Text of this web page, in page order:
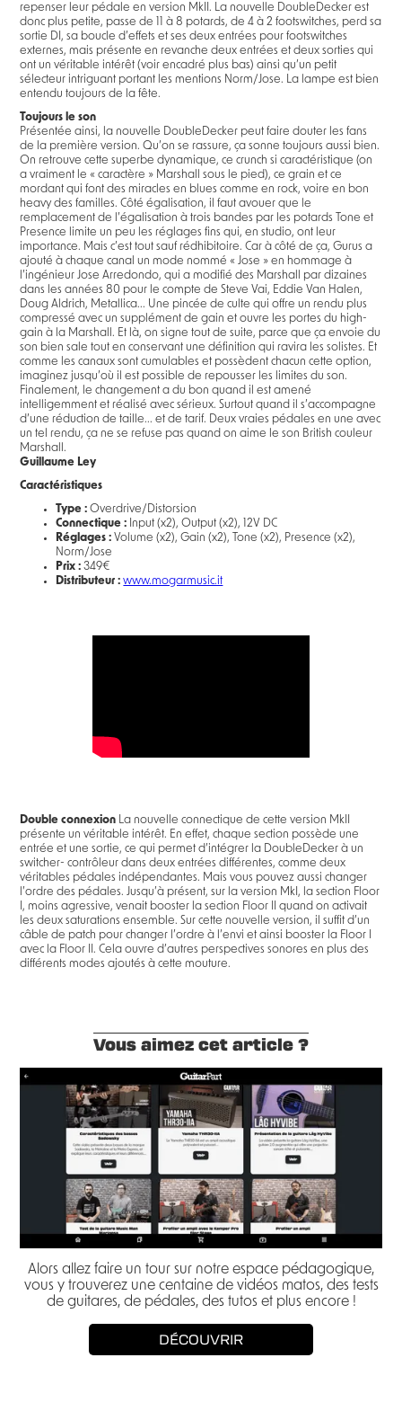
repenser leur pédale en version MkII. La nouvelle DoubleDecker est
donc plus petite, passe de 11 à 8 potards, de 4 à 2 footswitches, perd sa
sortie DI, sa boucle d’effets et ses deux entrées pour footswitches
externes, mais présente en revanche deux entrées et deux sorties qui
ont un véritable intérêt (voir encadré plus bas) ainsi qu’un petit
sélecteur intriguant portant les mentions Norm/Jose. La lampe est bien
entendu toujours de la fête.
Toujours le son
Présentée ainsi, la nouvelle DoubleDecker peut faire douter les fans
de la première version. Qu’on se rassure, ça sonne toujours aussi bien.
On retrouve cette superbe dynamique, ce crunch si caractéristique (on
a vraiment le « caractère » Marshall sous le pied), ce grain et ce
mordant qui font des miracles en blues comme en rock, voire en bon
heavy des familles. Côté égalisation, il faut avouer que le
remplacement de l’égalisation à trois bandes par les potards Tone et
Presence limite un peu les réglages fins qui, en studio, ont leur
importance. Mais c’est tout sauf rédhibitoire. Car à côté de ça, Gurus a
ajouté à chaque canal un mode nommé « Jose » en hommage à
l’ingénieur Jose Arredondo, qui a modifié des Marshall par dizaines
dans les années 80 pour le compte de Steve Vai, Eddie Van Halen,
Doug Aldrich, Metallica... Une pincée de culte qui offre un rendu plus
compressé avec un supplément de gain et ouvre les portes du high-
gain à la Marshall. Et là, on signe tout de suite, parce que ça envoie du
son bien sale tout en conservant une définition qui ravira les solistes. Et
comme les canaux sont cumulables et possèdent chacun cette option,
imaginez jusqu’où il est possible de repousser les limites du son.
Finalement, le changement a du bon quand il est amené
intelligemment et réalisé avec sérieux. Surtout quand il s’accompagne
d’une réduction de taille... et de tarif. Deux vraies pédales en une avec
un tel rendu, ça ne se refuse pas quand on aime le son British couleur
Marshall.
Guillaume Ley
Caractéristiques
Type :Overdrive/Distorsion
Connectique : Input (x2), Output (x2), 12V DC
Réglages :Volume (x2), Gain (x2), Tone (x2), Presence (x2),
Norm/Jose
Prix : 349€
Distributeur : www.mogarmusic.it
Double connexion La nouvelle connectique de cette version MkII
présente un véritable intérêt. En effet, chaque section possède une
entrée et une sortie, ce qui permet d’intégrer la DoubleDecker à un
switcher- contrôleur dans deux entrées différentes, comme deux
véritables pédales indépendantes. Mais vous pouvez aussi changer
l’ordre des pédales. Jusqu’à présent, sur la version MkI, la section Floor
I, moins agressive, venait booster la section Floor II quand on activait
les deux saturations ensemble. Sur cette nouvelle version, il suffit d’un
câble de patch pour changer l’ordre à l’envi et ainsi booster la Floor I
avec la Floor II. Cela ouvre d’autres perspectives sonores en plus des
différents modes ajoutés à cette mouture.
Vous aimez cet article ?
Alors allez faire un tour sur notre espace pédagogique,
vous y trouverez une centaine de vidéos matos, des tests
de guitares, de pédales, des tutos et plus encore !
DÉCOUVRIR